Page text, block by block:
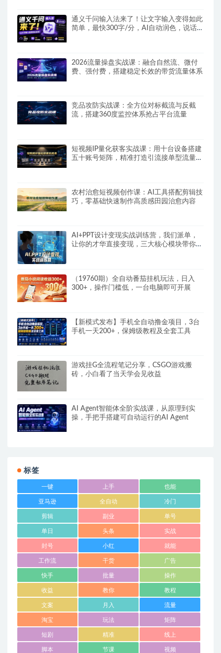
通义千问输入法来了！让文字输入变得如此
简单，最快300字/分，AI自动润色，说话秒
2026流量操盘实战课：融合自然流、微付
费、强付费，搭建稳定长效的带货流量体系
竞品攻防实战课：全方位对标截流与反截
流，搭建360度监控体系抢占平台流量
短视频IP量化获客实战课：用十台设备搭建
五十账号矩阵，精准打造引流接单型流量账
农村治愈短视频创作课：AI工具搭配剪辑技
巧，零基础快速制作高质感田园治愈内容
AI+PPT设计变现实战训练营，我们派单，
让你的才华直接变现，三大核心模块带你构
（19760期）全自动番茄挂机玩法，日入
300+，操作门槛低，一台电脑即可开展
【新模式发布】手机全自动撸金项目，3台
手机一天200+，保姆级教程及全套工具
游戏挂G全流程笔记分享，CSGO游戏搬
砖，小白看了当天学会见收益
AI Agent智能体全阶实战课，从原理到实
操，手把手搭建可自动运行的AI Agent
标签
一键 上手 也能
亚马逊 全自动 冷门
剪辑 副业 单号
单日 头条 实战
封号 小红 就能
工作流 干货 广告
快手 批量 操作
收益 教你 教程
文案 月入 流量
淘宝 玩法 矩阵
短剧 精准 线上
脚本 节课 视频